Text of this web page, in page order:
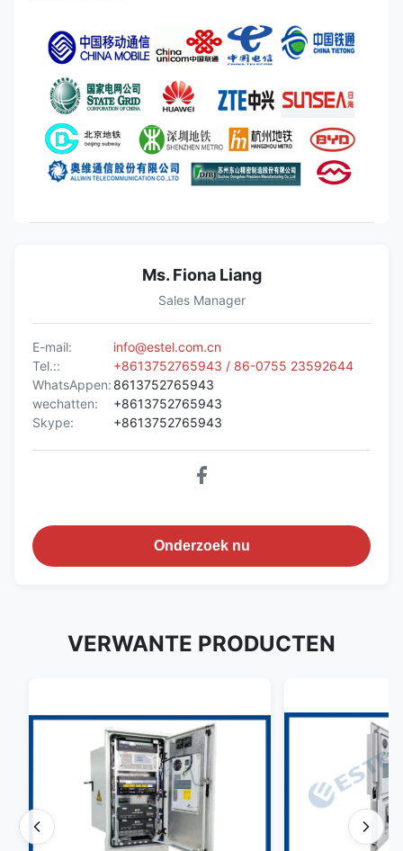
Ms. Fiona Liang
Sales Manager
E-mail:
info@estel.com.cn
Tel.::
+8613752765943 / 86-0755 23592644
WhatsAppen: 8613752765943
wechatten:
+8613752765943
Skype:
+8613752765943
Onderzoek nu
VERWANTE PRODUCTEN